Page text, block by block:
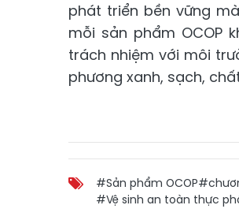
phát triển bền vững
mỗi sản phẩm OCOP
trách nhiệm với môi
phương xanh, sạch,
#Sản phẩm OCOP
#Vệ sinh an toàn thực